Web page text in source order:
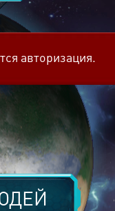
авторизация.